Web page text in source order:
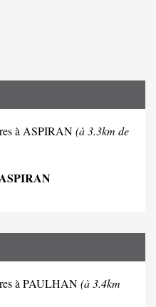
à ASPIRAN(à 3.3km de
à PAULHAN(à 3.4km